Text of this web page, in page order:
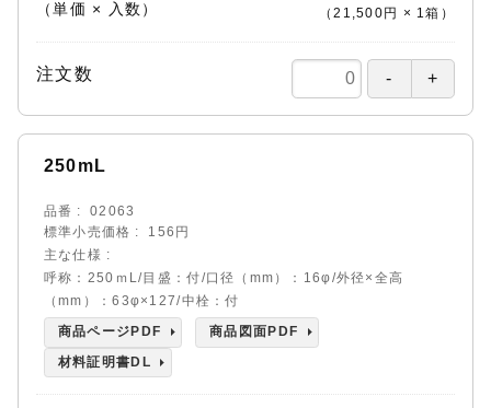
（単価 × 入数） （21,500円 × 1箱 ）
注文数
250mL
品番
02063
標準小売価格
156円
主な仕様
呼称：250ｍL/目盛：付/口径（mm）：16φ/外径×全高
（mm）：63φ×127/中栓：付
商品ページPDF
商品図面PDF
材料証明書DL